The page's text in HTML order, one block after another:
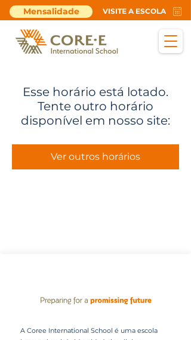
Mensalidade VISITE A ESCOLA
Esse horário está lotado.
Tente outro horário
disponível em nosso site:
Ver outros horários
A Coree International School é uma escola